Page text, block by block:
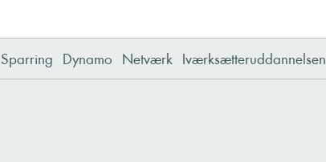
Sparring Dynamo Netværk Iværksætteruddannelsen